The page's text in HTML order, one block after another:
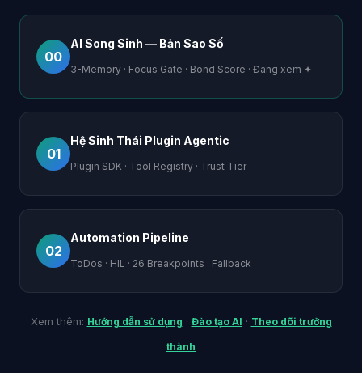
00
AI Song Sinh — Bản Sao Số
3-Memory · Focus Gate · Bond Score · Đang xem ✦
01
Hệ Sinh Thái Plugin Agentic
Plugin SDK · Tool Registry · Trust Tier
02
Automation Pipeline
ToDos · HIL · 26 Breakpoints · Fallback
Xem thêm: Hướng dẫn sử dụng · Đào tạo AI · Theo dõi trưởng
thành